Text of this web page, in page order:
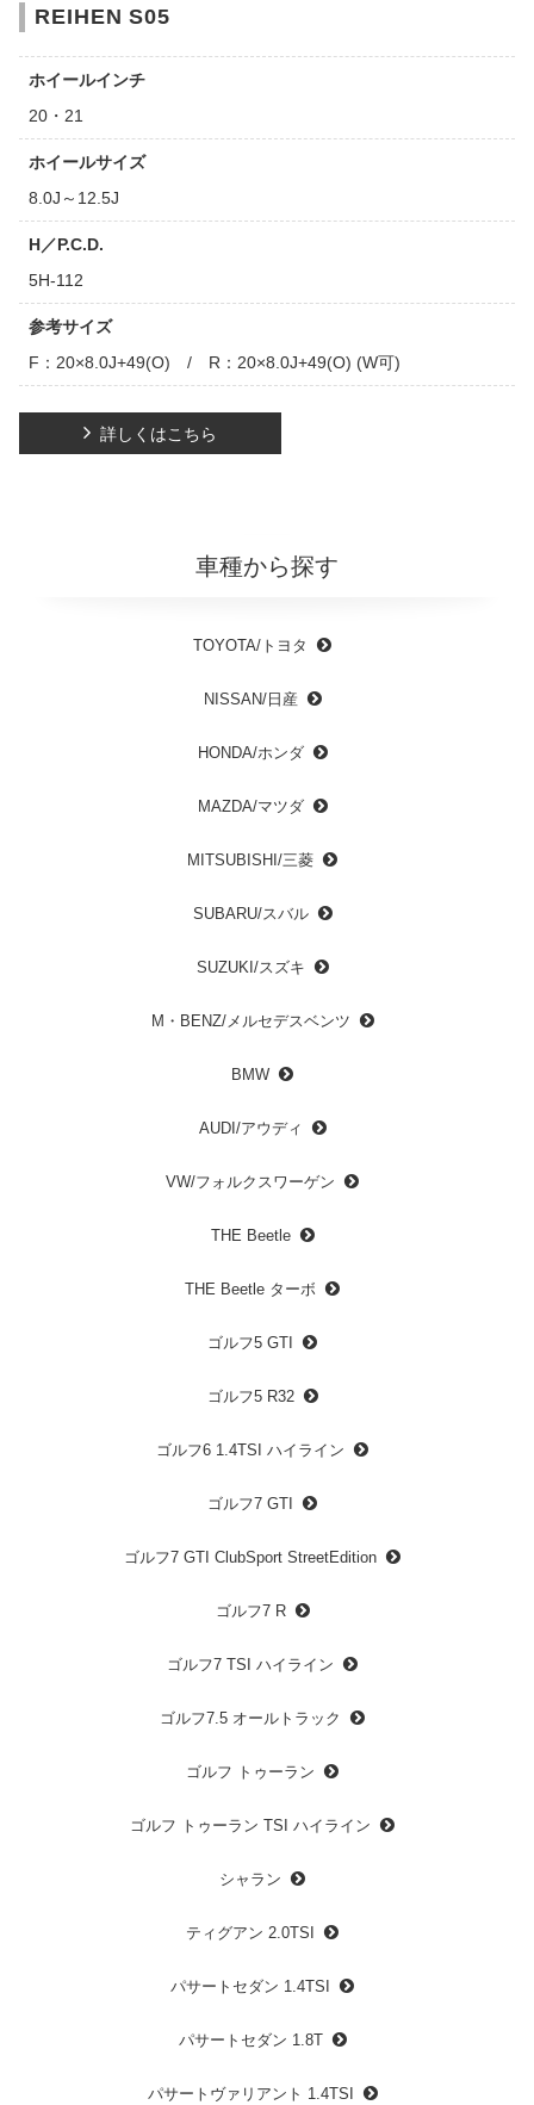
REIHEN S05
ホイールインチ
20・21
ホイールサイズ
8.0J～12.5J
H／P.C.D.
5H-112
参考サイズ
F：20×8.0J+49(O) / R：20×8.0J+49(O) (W可)
詳しくはこちら
車種から探す
TOYOTA/トヨタ
NISSAN/日産
HONDA/ホンダ
MAZDA/マツダ
MITSUBISHI/三菱
SUBARU/スバル
SUZUKI/スズキ
M・BENZ/メルセデスベンツ
BMW
AUDI/アウディ
VW/フォルクスワーゲン
THE Beetle
THE Beetle ターボ
ゴルフ5 GTI
ゴルフ5 R32
ゴルフ6 1.4TSI ハイライン
ゴルフ7 GTI
ゴルフ7 GTI ClubSport StreetEdition
ゴルフ7 R
ゴルフ7 TSI ハイライン
ゴルフ7.5 オールトラック
ゴルフ トゥーラン
ゴルフ トゥーラン TSI ハイライン
シャラン
ティグアン 2.0TSI
パサートセダン 1.4TSI
パサートセダン 1.8T
パサートヴァリアント 1.4TSI